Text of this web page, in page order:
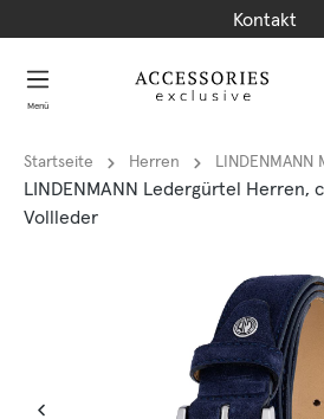
Kontakt
Menü
Startseite Herren LINDENMANN
LINDENMANN Ledergürtel Herren,
Vollleder